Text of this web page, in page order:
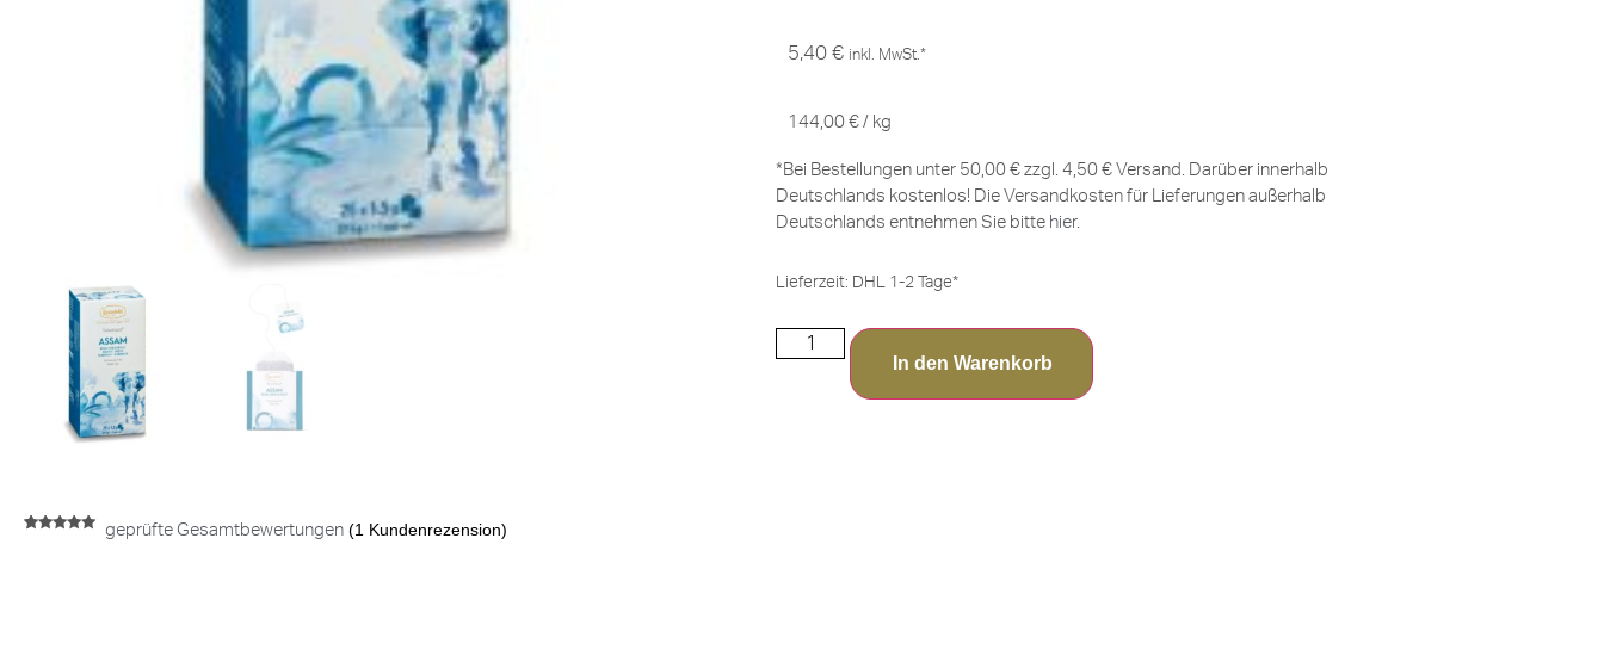
geprüfte Gesamtbewertungen (1 Kundenrezension)
5,40 € inkl. MwSt.*
144,00 € / kg
*Bei Bestellungen unter 50,00 € zzgl. 4,50 € Versand. Darüber innerhalb
Deutschlands kostenlos! Die Versandkosten für Lieferungen außerhalb
Deutschlands entnehmen Sie bitte hier.
Lieferzeit: DHL 1-2 Tage*
In den Warenkorb